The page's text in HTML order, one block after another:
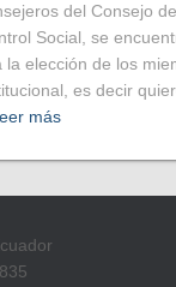
del Consejo
Social, se
la elección de los
es decir
más